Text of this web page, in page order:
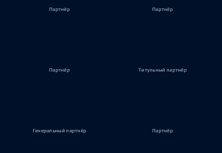
Партнёр Партнёр
Партнёр Титульный партнёр
Генеральный партнёр Партнёр